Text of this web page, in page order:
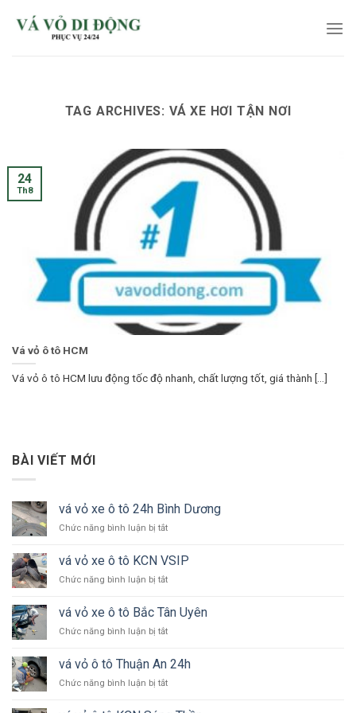
TAG ARCHIVES: VÁ XE HƠI TẬN NƠI
Vá vỏ ô tô HCM
Vá vỏ ô tô HCM lưu động tốc độ nhanh, chất lượng tốt, giá thành [...]
24
Th8
BÀI VIẾT MỚI
vá vỏ xe ô tô 24h Bình Dương
Chức năng bình luận bị tắtở
vỏ
xe
ô
24h
Dương
vá vỏ xe ô tô KCN VSIP
Chức năng bình luận bị tắtở
vỏ
xe
ô
KCN
vá vỏ xe ô tô Bắc Tân Uyên
Chức năng bình luận bị tắtở
vỏ
xe
ô
vá vỏ ô tô Thuận An 24h
Chức năng bình luận bị tắtở